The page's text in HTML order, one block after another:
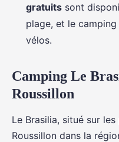
gratuits sont
plage, et le
vélos.
Camping Le
Roussillon
Le Brasilia, situé sur
Roussillon dans la